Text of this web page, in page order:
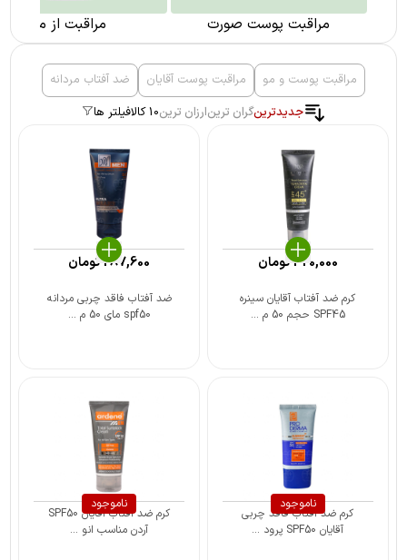
مراقبت پوست صورت مراقبت از مو
مراقبت پوست و مو مراقبت پوست آقایان
ضد آفتاب مردانه
جدیدترینگران ترینارزان ترین10 کالا فیلتر ها
کرم ضد آفتاب آقایان سینره
SPF45 حجم 50 م ...
420,000تومان
ضد آفتاب فاقد چربی مردانه
spf50 مای 50 م ...
287,600تومان
ناموجود
کرم ضد آفتاب فاقد چربی
آقایان SPF50 پرود ...
ناموجود
کرم ضد آفتاب آقایان SPF50
آردن مناسب انو ...